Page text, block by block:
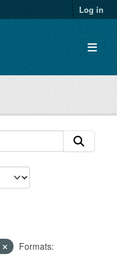
Log in
Formats: